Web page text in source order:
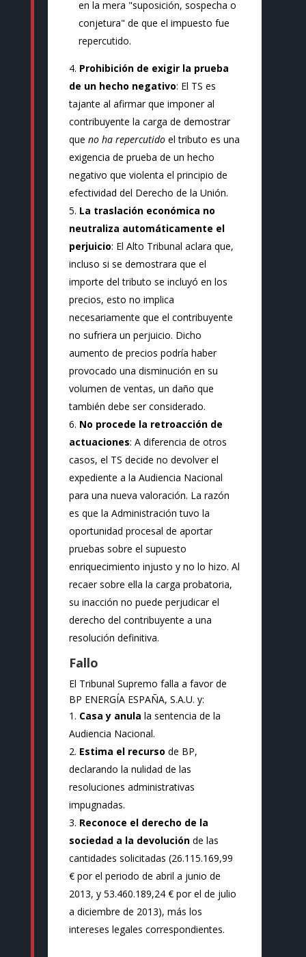
en la mera "suposición, sospecha o
conjetura" de que el impuesto fue
repercutido.
Prohibición de exigir la prueba
de un hecho negativo: El TS es
tajante al afirmar que imponer al
contribuyente la carga de demostrar
queno ha repercutido el tributo es una
exigencia de prueba de un hecho
negativo que violenta el principio de
efectividad del Derecho de la Unión.
La traslación económica no
neutraliza automáticamente el
perjuicio: El Alto Tribunal aclara que,
incluso si se demostrara que el
importe del tributo se incluyó en los
precios, esto no implica
necesariamente que el contribuyente
no sufriera un perjuicio. Dicho
aumento de precios podría haber
provocado una disminución en su
volumen de ventas, un daño que
también debe ser considerado.
No procede la retroacción de
actuaciones: A diferencia de otros
casos, el TS decide no devolver el
expediente a la Audiencia Nacional
para una nueva valoración. La razón
es que la Administración tuvo la
oportunidad procesal de aportar
pruebas sobre el supuesto
enriquecimiento injusto y no lo hizo. Al
recaer sobre ella la carga probatoria,
su inacción no puede perjudicar el
derecho del contribuyente a una
resolución definitiva.
Fallo
El Tribunal Supremo falla a favor de
BP ENERGÍA ESPAÑA, S.A.U. y:
Casa y anula la sentencia de la
Audiencia Nacional.
Estima el recurso de BP,
declarando la nulidad de las
resoluciones administrativas
impugnadas.
Reconoce el derecho de la
sociedad a la devolución de las
cantidades solicitadas (26.115.169,99
€ por el periodo de abril a junio de
2013, y 53.460.189,24 € por el de julio
a diciembre de 2013), más los
intereses legales correspondientes.